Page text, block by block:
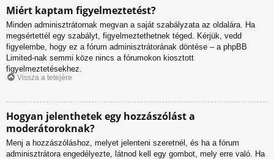
Miért kaptam figyelmeztetést?
Minden adminisztrátornak megvan a saját szabályzata az oldalára. Ha
megsértettél egy szabályt, figyelmeztethetnek téged. Kérjük, vedd
figyelembe, hogy ez a fórum adminisztrátorának döntése – a phpBB
Limited-nak semmi köze nincs a fórumokon kiosztott
figyelmeztetésekhez.
Vissza a tetejére
Hogyan jelenthetek egy hozzászólást a
moderátoroknak?
Menj a hozzászóláshoz, melyet jelenteni szeretnél, és ha a fórum
adminisztrátora engedélyezte, látnod kell egy gombot, mely erre való. Ha